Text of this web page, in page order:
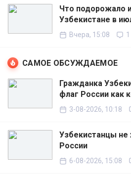
Что подорожало
Узбекистане в
Вчера, 15:08 1
САМОЕ ОБСУЖДАЕМОЕ
Гражданка
флаг России как
3-08-2026, 10:18
Узбекистанцы не
России
6-08-2026, 15:08